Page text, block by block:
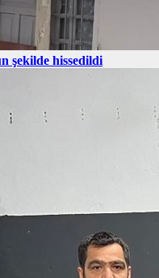
şekilde hissedildi